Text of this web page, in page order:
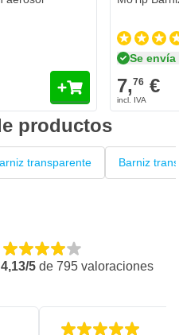
Se envía
7,76 €
productos
transparente Barniz
4,13/5 de 795 valoraciones